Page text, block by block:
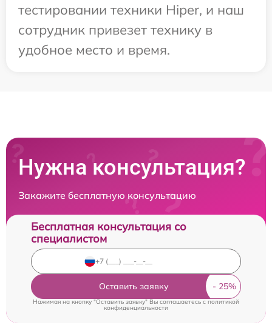
тестировании техники Hiper, и наш
сотрудник привезет технику в
удобное место и время.
Нужна консультация?
Закажите бесплатную консультацию
Бесплатная консультация со
специалистом
Оставить заявку
Нажимая на кнопку "Оставить заявку" Вы соглашаетесь cполитикой
конфиденциальности